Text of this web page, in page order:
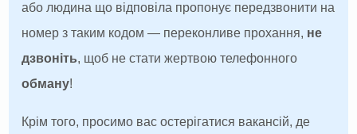
або людина що відповіла пропонує передзвонити на
номер з таким кодом — переконливе прохання, не
дзвоніть, щоб не стати жертвою телефонного
обману!
Крім того, просимо вас остерігатися вакансій, де